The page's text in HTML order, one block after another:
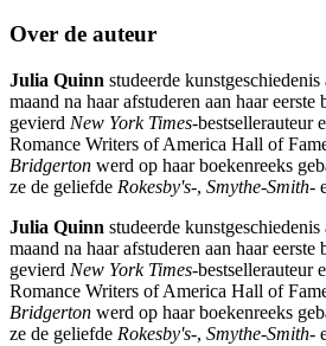
Over de auteur
Julia Quinn studeerde
maand na haar afstuderen aan haar
gevierd New York Times-bestsellerauteur
Romance Writers of America Hall of
Bridgerton werd op haar boekenreeks
ze de geliefde Rokesby's-, Smythe-Smith-
Julia Quinn studeerde
maand na haar afstuderen aan haar
gevierd New York Times-bestsellerauteur
Romance Writers of America Hall of
Bridgerton werd op haar boekenreeks
ze de geliefde Rokesby's-, Smythe-Smith-